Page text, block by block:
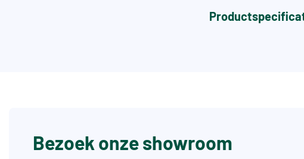
Bezoek onze showroom